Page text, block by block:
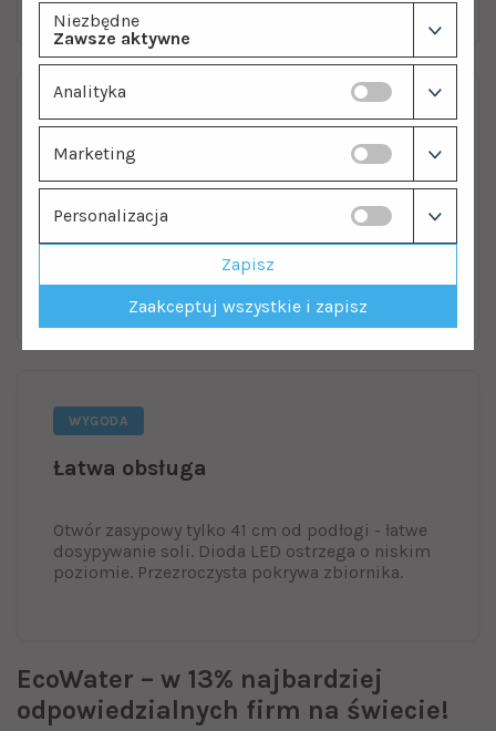
INNOWACJA
Suchy zbiornik soli
Woda wlewana tylko 15 minut przed regeneracją.
Patent EcoWater zapobiega zbrylaniu soli
i powstawaniu mostów solnych w zbiorniku.
WYGODA
Łatwa obsługa
Otwór zasypowy tylko 41 cm od podłogi - łatwe
dosypywanie soli. Dioda LED ostrzega o niskim
poziomie. Przezroczysta pokrywa zbiornika.
EcoWater – w 13% najbardziej
odpowiedzialnych firm na świecie!
Niezbędne
Zawsze aktywne
Analityka
Marketing
Personalizacja
Zapisz
Zaakceptuj wszystkie i zapisz